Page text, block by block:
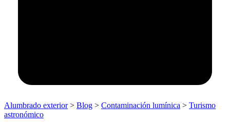
Alumbrado exterior> Blog > Contaminación lumínica > Turismo
astronómico